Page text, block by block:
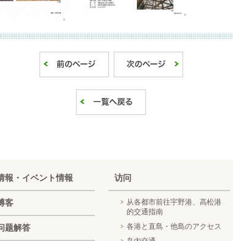
報・イベント情報
客
题解答
访问
从各都市前往宇野港、高松港
的交通指南
各港と直島・他島のアクセス